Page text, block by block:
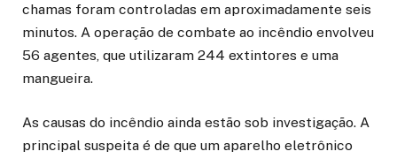
chamas foram controladas em aproximadamente seis
minutos. A operação de combate ao incêndio envolveu
56 agentes, que utilizaram 244 extintores e uma
mangueira.
As causas do incêndio ainda estão sob investigação. A
principal suspeita é de que um aparelho eletrônico